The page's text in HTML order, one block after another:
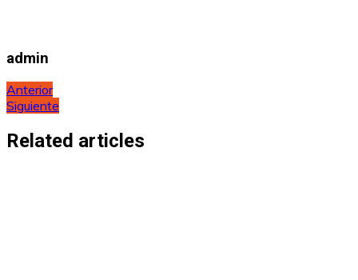
admin
Navegación
de
entradas
Anterior
Siguiente
Related articles